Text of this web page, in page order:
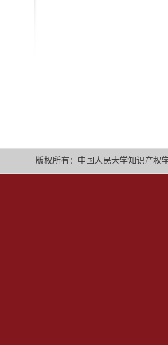
版权所有：中国人民大学知识产权